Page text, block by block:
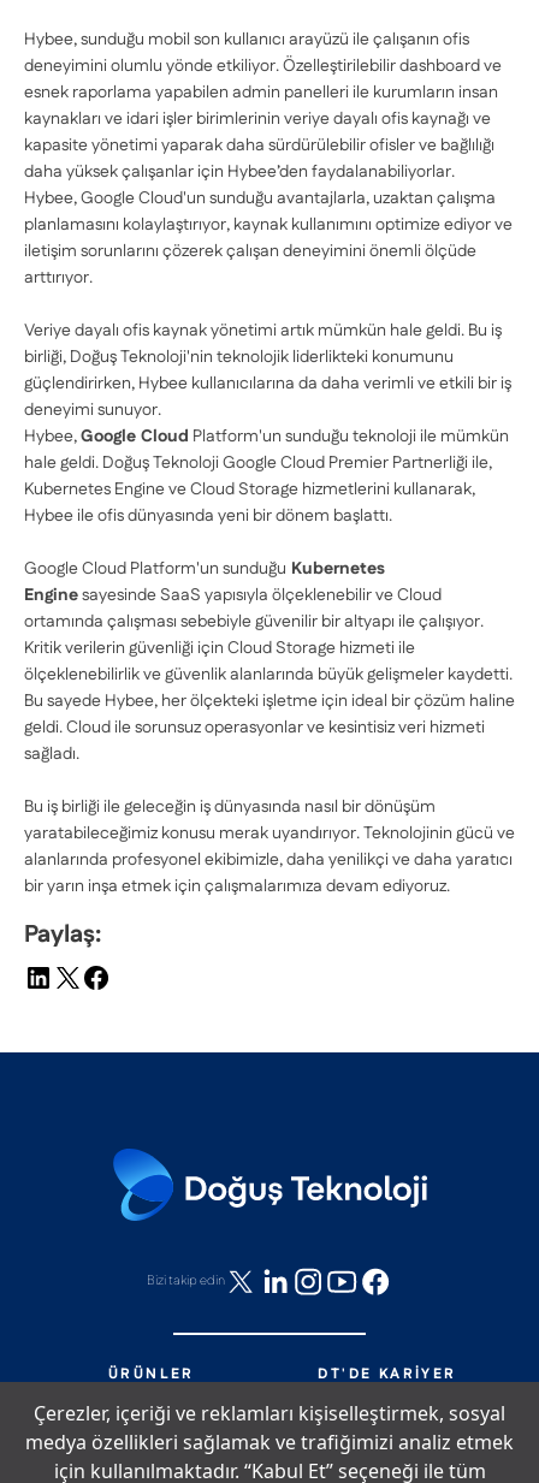
Çerezler, içeriği ve reklamları kişiselleştirmek, sosyal
medya özellikleri sağlamak ve trafiğimizi analiz etmek
için kullanılmaktadır. “Kabul Et” seçeneği ile tüm
Hybee, sunduğu mobil son kullanıcı arayüzü ile çalışanın ofis
deneyimini olumlu yönde etkiliyor. Özelleştirilebilir dashboard ve
esnek raporlama yapabilen admin panelleri ile kurumların insan
kaynakları ve idari işler birimlerinin veriye dayalı ofis kaynağı ve
kapasite yönetimi yaparak daha sürdürülebilir ofisler ve bağlılığı
daha yüksek çalışanlar için Hybee’den faydalanabiliyorlar.
Hybee, Google Cloud'un sunduğu avantajlarla, uzaktan çalışma
planlamasını kolaylaştırıyor, kaynak kullanımını optimize ediyor ve
iletişim sorunlarını çözerek çalışan deneyimini önemli ölçüde
arttırıyor.
Veriye dayalı ofis kaynak yönetimi artık mümkün hale geldi. Bu iş
birliği, Doğuş Teknoloji'nin teknolojik liderlikteki konumunu
güçlendirirken, Hybee kullanıcılarına da daha verimli ve etkili bir iş
deneyimi sunuyor.
Hybee,Google Cloud Platform'un sunduğu teknoloji ile mümkün
hale geldi. Doğuş Teknoloji Google Cloud Premier Partnerliği ile,
Kubernetes Engine ve Cloud Storage hizmetlerini kullanarak,
Hybee ile ofis dünyasında yeni bir dönem başlattı.
Google Cloud Platform'un sunduğu Kubernetes
Enginesayesinde SaaS yapısıyla ölçeklenebilir ve Cloud
ortamında çalışması sebebiyle güvenilir bir altyapı ile çalışıyor.
Kritik verilerin güvenliği için Cloud Storage hizmeti ile
ölçeklenebilirlik ve güvenlik alanlarında büyük gelişmeler kaydetti.
Bu sayede Hybee, her ölçekteki işletme için ideal bir çözüm haline
geldi. Cloud ile sorunsuz operasyonlar ve kesintisiz veri hizmeti
sağladı.
Bu iş birliği ile geleceğin iş dünyasında nasıl bir dönüşüm
yaratabileceğimiz konusu merak uyandırıyor. Teknolojinin gücü ve
alanlarında profesyonel ekibimizle, daha yenilikçi ve daha yaratıcı
bir yarın inşa etmek için çalışmalarımıza devam ediyoruz.
Paylaş:
Bizi takip edin
ÜRÜNLER
DT'DE KARIYER
HIZMETLER
DT'DE NELER OLUYOR?
PARTNERLIK
BIZE ULAŞIN
DT'DE YAŞAM
SITE HARITASI